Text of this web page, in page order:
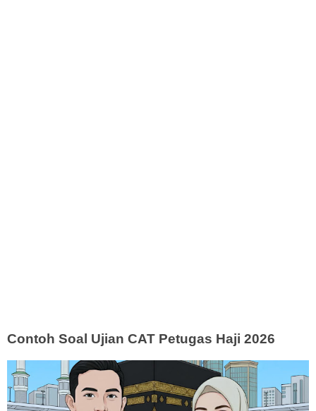
Contoh Soal Ujian CAT Petugas Haji 2026